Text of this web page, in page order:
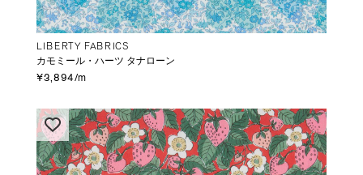
LIBERTY FABRICS
カモミール・ハーツ タナローン
¥3,894/m